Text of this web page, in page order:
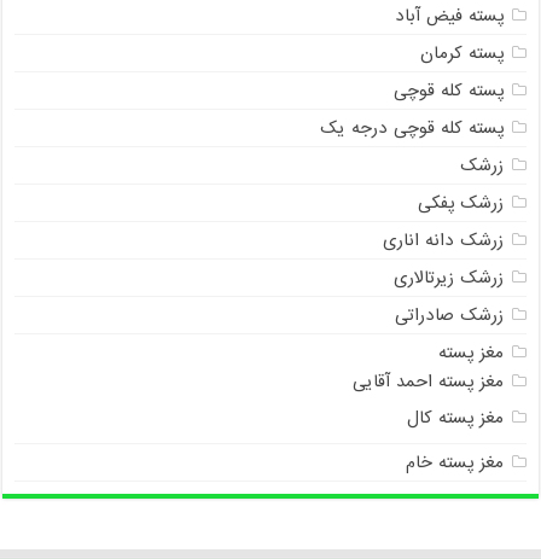
پسته فیض آباد
پسته کرمان
پسته کله قوچی
پسته کله قوچی درجه یک
زرشک
زرشک پفکی
زرشک دانه اناری
زرشک زیرتالاری
زرشک صادراتی
مغز پسته
مغز پسته احمد آقایی
مغز پسته کال
مغز پسته خام